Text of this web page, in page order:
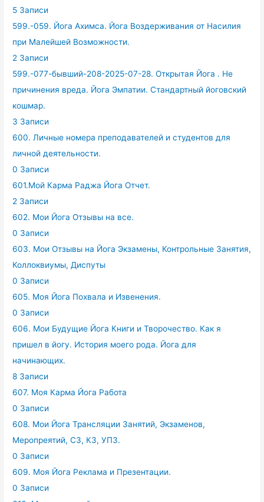
5 Записи
599.-059. Йога Ахимса. Йога Воздерживания от Насилия
при Малейшей Возможности.
2 Записи
599.-077-бывший-208-2025-07-28. Открытая Йога . Не
причинения вреда. Йога Эмпатии. Стандартный йоговский
кошмар.
3 Записи
600. Личные номера преподавателей и студентов для
личной деятельности.
0 Записи
601.Мой Карма Раджа Йога Отчет.
2 Записи
602. Мои Йога Отзывы на все.
0 Записи
603. Мои Отзывы на Йога Экзамены, Контрольные Занятия,
Коллоквиумы, Диспуты
0 Записи
605. Моя Йога Похвала и Извенения.
0 Записи
606. Мои Будущие Йога Книги и Творочество. Как я
пришел в йогу. История моего рода. Йога для
начинающих.
8 Записи
607. Моя Карма Йога Работа
0 Записи
608. Мои Йога Трансляции Занятий, Экзаменов,
Меропреятий, СЗ, КЗ, УПЗ.
0 Записи
609. Моя Йога Реклама и Презентации.
0 Записи